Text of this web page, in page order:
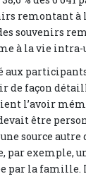
remontant à
souvenirs
à la vie
aux
de façon
l’avoir
être
source autre
par exemple,
par la famille.